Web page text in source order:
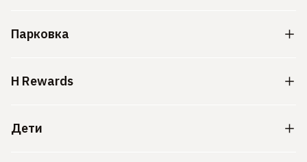
Парковка
H Rewards
Дети